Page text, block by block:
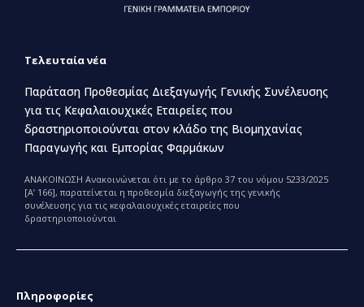
Τελευταία νέα
Παράταση Προθεσμίας Διεξαγωγής Γενικής Συνέλευσης
για τις Κεφαλαιουχικές Εταιρείες που
δραστηριοποιούνται στον κλάδο της Βιομηχανίας
Παραγωγής και Εμπορίας Φαρμάκων
ΑΝΑΚΟΙΝΩΣΗ Ανακοινώνεται ότι με το άρθρο 37 του νόμου 5233/2025
[Α’ 166], παρατείνεται η προθεσμία διεξαγωγής της γενικής
συνέλευσης για τις κεφαλαιουχικές εταιρείες που
δραστηριοποιούνται
Πληροφορίες